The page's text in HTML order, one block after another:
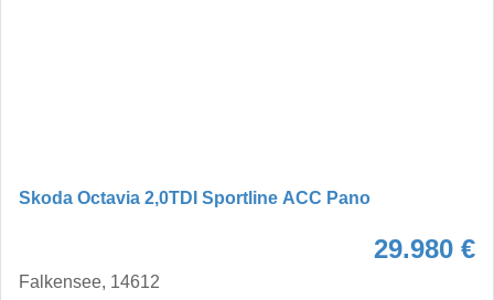
Skoda Octavia 2,0TDI Sportline ACC Pano
29.980 €
Falkensee, 14612